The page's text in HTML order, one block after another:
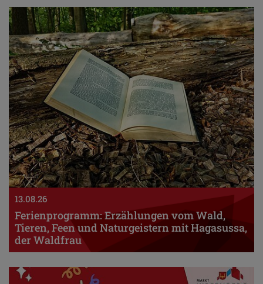
13.08.26
Ferienprogramm: Erzählungen vom Wald,
Tieren, Feen und Naturgeistern mit Hagasussa,
der Waldfrau